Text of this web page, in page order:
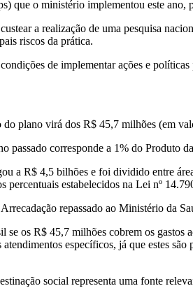
que o ministério implementou este ano,
a realização de uma pesquisa
riscos da prática.
de implementar ações e
do plano virá dos R$ 45,7 milhões (em
passado corresponde a 1% do Produto
a R$ 4,5 bilhões e foi dividido entre
percentuais estabelecidos na Lei nº
repassado ao Ministério da
se os R$ 45,7 milhões cobrem os
específicos, já que estes
social representa uma fonte